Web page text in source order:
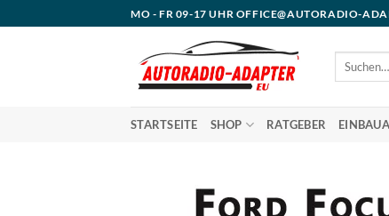
Inhalt
MO - FR 09-17 UHR OFFICE@AUTORADIO-
Suchen
STARTSEITE SHOP RATGEBER